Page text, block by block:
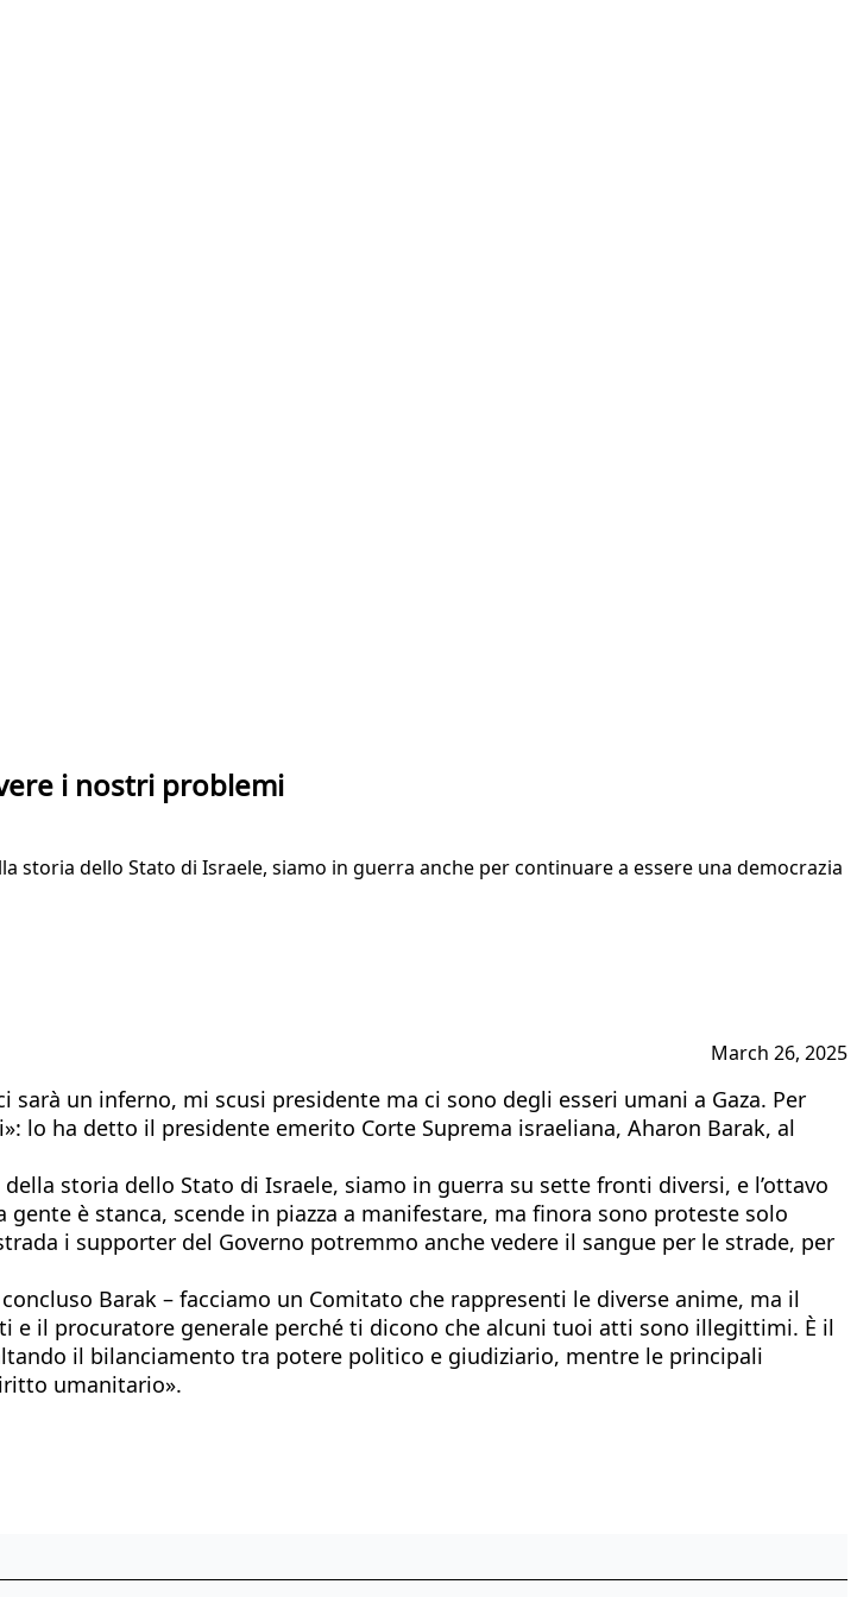
i nostri problemi
storia dello Stato di Israele, siamo in guerra anche per continuare a essere una democrazia
March 26, 2025
un inferno, mi scusi presidente ma ci sono degli esseri umani a Gaza. Per
lo ha detto il presidente emerito Corte Suprema israeliana, Aharon Barak, al
storia dello Stato di Israele, siamo in guerra su sette fronti diversi, e l’ottavo
è stanca, scende in piazza a manifestare, ma finora sono proteste solo
i supporter del Governo potremmo anche vedere il sangue per le strade, per
Barak – facciamo un Comitato che rappresenti le diverse anime, ma il
e il procuratore generale perché ti dicono che alcuni tuoi atti sono illegittimi. È il
il bilanciamento tra potere politico e giudiziario, mentre le principali
umanitario».